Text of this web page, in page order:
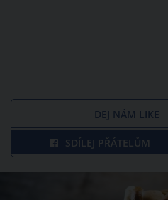
DEJ NÁM LIKE
SDÍLEJ PŘÁTELŮM